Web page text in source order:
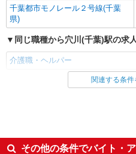
千葉都市モノレール２号線(千葉
県)
同じ職種から穴川(千葉)駅の求
介護職・ヘルパー
同じ雇用形態から穴川(千葉)駅
入社日応相談
関連する条
その他の条件でバイト・